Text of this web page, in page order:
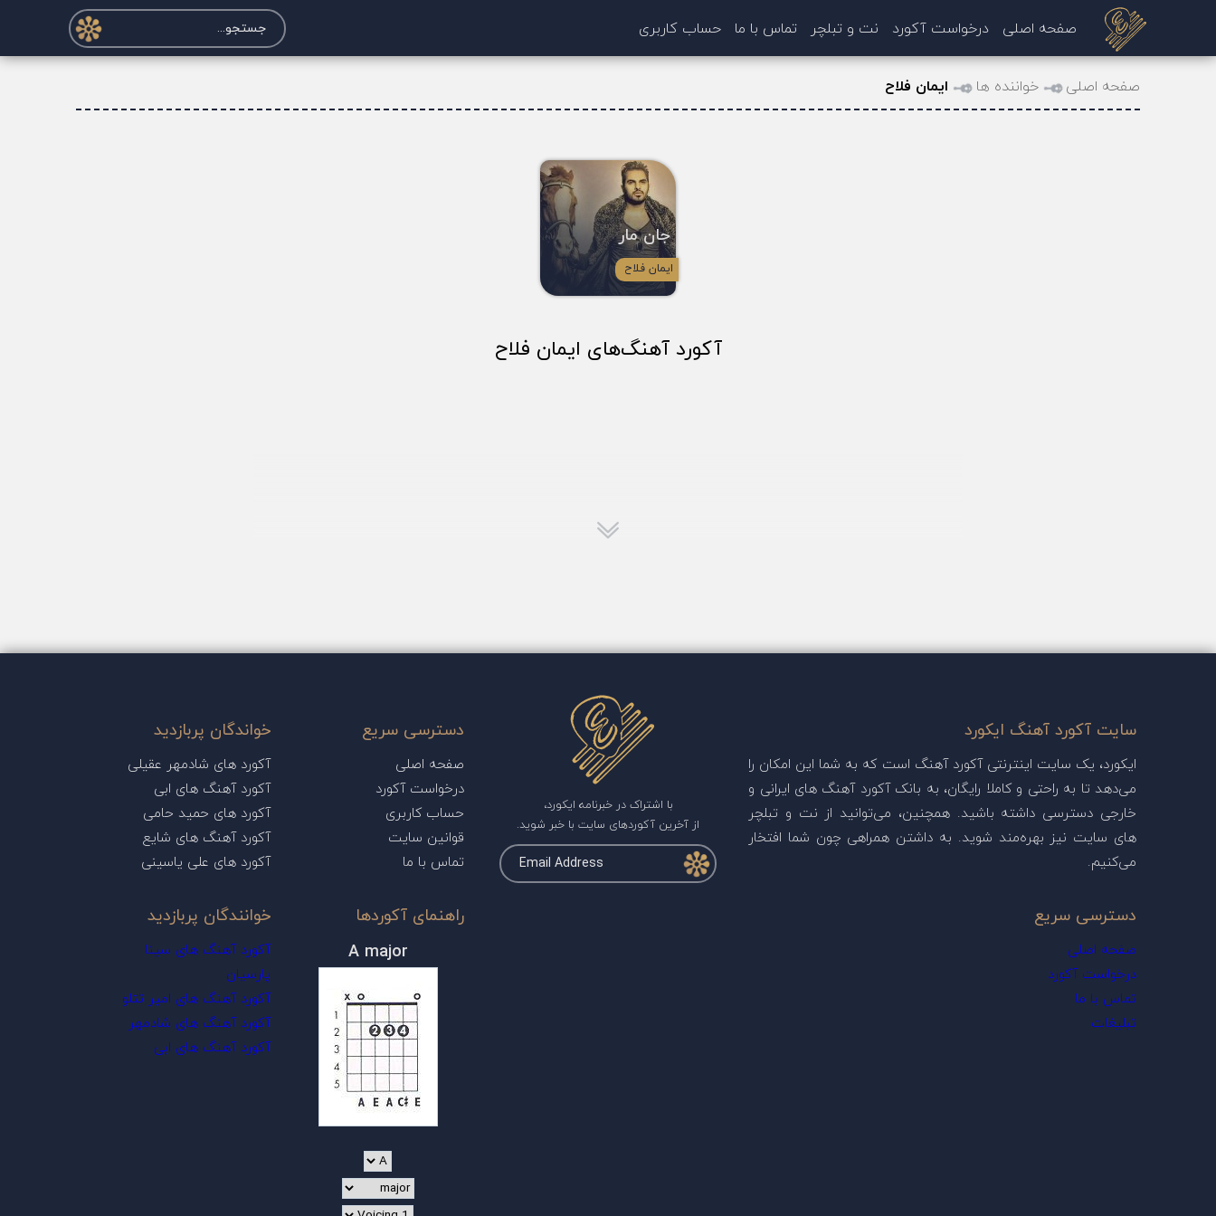
صفحه اصلی درخواست آکورد نت و تبلچر تماس با ما حساب کاربری
صفحه اصلی خواننده ها ایمان فلاح
جان مار
ایمان فلاح
آکورد آهنگ‌های ایمان فلاح
سایت آکورد آهنگ ایکورد
ایکورد، یک سایت اینترنتی آکورد آهنگ است که به شما این امکان را
می‌دهد تا به راحتی و کاملا رایگان، به بانک آکورد آهنگ های ایرانی و
خارجی دسترسی داشته باشید. همچنین، می‌توانید از نت و تبلچر
های سایت نیز بهره‌مند شوید. به داشتن همراهی چون شما افتخار
می‌کنیم.
دسترسی سریع
صفحه اصلی
درخواست آکورد
تماس با ما
تبلیغات
با اشتراک در خبرنامه ایکورد،
از آخرین آکوردهای سایت با خبر شوید.
دسترسی سریع
صفحه اصلی
درخواست آکورد
حساب کاربری
قوانین سایت
تماس با ما
راهنمای آکوردها
A major
خواندگان پربازدید
آکورد های شادمهر عقیلی
آکورد آهنگ های ابی
آکورد های حمید حامی
آکورد آهنگ های شایع
آکورد های علی یاسینی
خوانندگان پربازدید
آکورد آهنگ های سینا
پارسیان
آکورد آهنگ های امیر تتلو
آکورد آهنگ های شادمهر
آکورد آهنگ های ابی